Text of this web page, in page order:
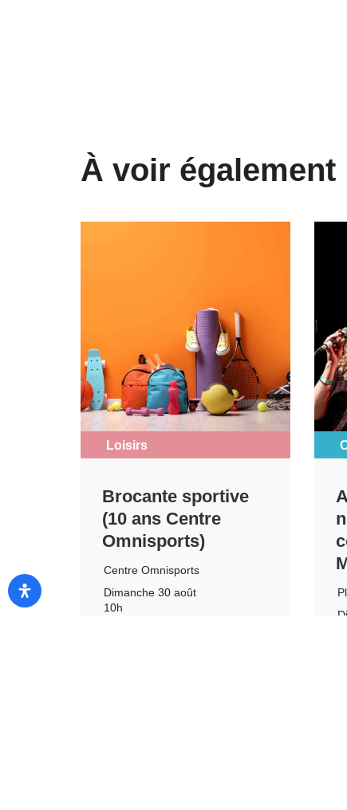
À voir également
Loisirs
Brocante sportive
(10 ans Centre
Omnisports)
Centre Omnisports
Dimanche 30 août
10h